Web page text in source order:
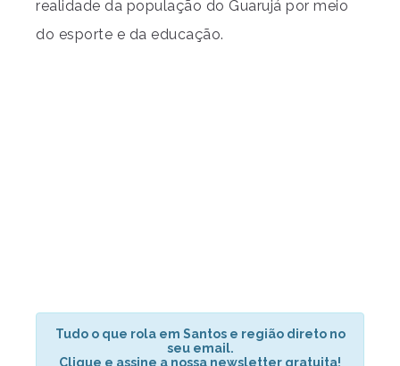
realidade da população do Guarujá por meio
do esporte e da educação.
Tudo o que rola em Santos e região direto no
seu email.
Clique e assine a nossa newsletter gratuita!